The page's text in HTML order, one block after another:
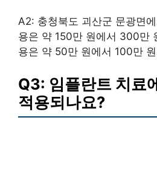
A2: 충청북도 괴산군 문광면
용은 약 150만 원에서 300만
용은 약 50만 원에서 100만
Q3: 임플란트 치료
적용되나요?